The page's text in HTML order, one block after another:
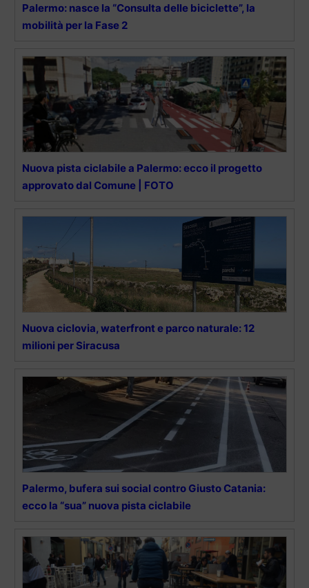
Palermo: nasce la “Consulta delle biciclette”, la
mobilità per la Fase 2
Nuova pista ciclabile a Palermo: ecco il progetto
approvato dal Comune | FOTO
Nuova ciclovia, waterfront e parco naturale: 12
milioni per Siracusa
Palermo, bufera sui social contro Giusto Catania:
ecco la “sua” nuova pista ciclabile